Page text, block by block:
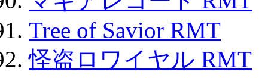
Tree of Savior RMT
怪盗ロワイヤル RMT